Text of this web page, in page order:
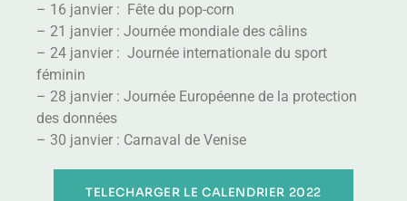
– 16 janvier : Fête du pop-corn
– 21 janvier : Journée mondiale des câlins
– 24 janvier : Journée internationale du sport
féminin
– 28 janvier : Journée Européenne de la protection
des données
– 30 janvier : Carnaval de Venise
TELECHARGER LE CALENDRIER 2022